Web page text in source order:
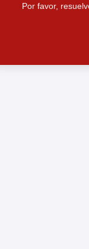
Por favor,